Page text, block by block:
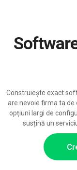
Software all-in-one pentru
Construiește exact
are nevoie firma ta
opțiuni largi de
susțină un